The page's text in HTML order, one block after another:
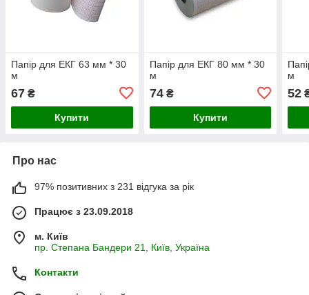
Папір для ЕКГ 63 мм * 30
м
67 ₴
Купити
Папір для ЕКГ 80 мм * 30
м
74₴
Купити
м
52
Про нас
97% позитивних з 231 відгука за рік
Працює з 23.09.2018
м. Київ
пр. Степана Бандери 21, Київ, Україна
Контакти